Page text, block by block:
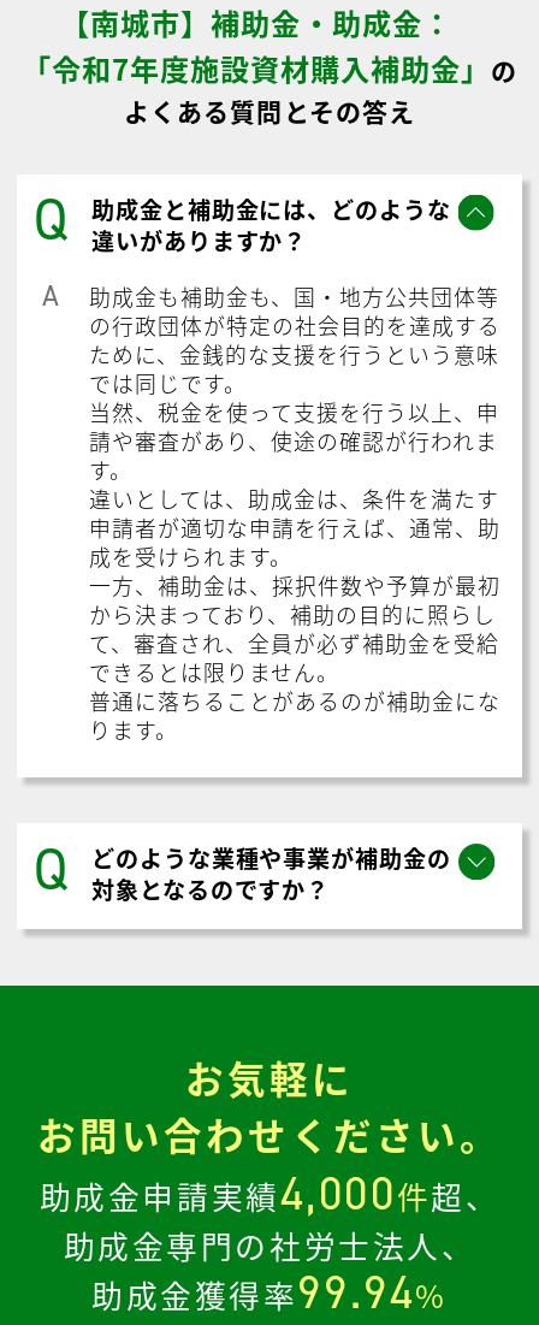
【南城市】補助金・助成金：
「令和7年度施設資材購入補助金」 の
よくある質問とその答え
Q
助成金と補助金には、どのような
違いがありますか？
A
助成金も補助金も、国・地方公共団体等
の行政団体が特定の社会目的を達成する
ために、金銭的な支援を行うという意味
では同じです。
当然、税金を使って支援を行う以上、申
請や審査があり、使途の確認が行われま
す。
違いとしては、助成金は、条件を満たす
申請者が適切な申請を行えば、通常、助
成を受けられます。
一方、補助金は、採択件数や予算が最初
から決まっており、補助の目的に照らし
て、審査され、全員が必ず補助金を受給
できるとは限りません。
普通に落ちることがあるのが補助金にな
ります。
Q
どのような業種や事業が補助金の
対象となるのですか？
お気軽に
お問い合わせください。
助成金申請実績4,000件超、
助成金専門の社労士法人、
助成金獲得率99.94%